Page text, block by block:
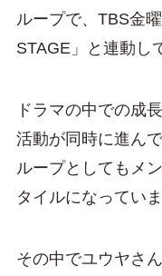
ループで、TBS金
STAGE」と連動し
ドラマの中での成
活動が同時に進ん
ループとしてもメ
タイルになっていま
その中でユウヤさ